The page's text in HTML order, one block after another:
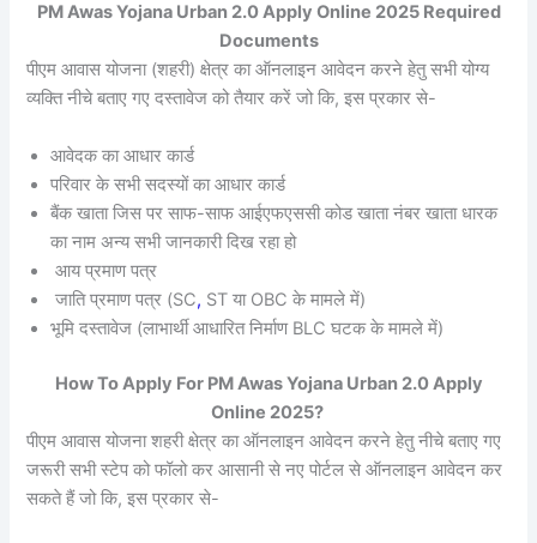
PM Awas Yojana Urban 2.0 Apply Online 2025 Required
Documents
पीएम आवास योजना (शहरी) क्षेत्र का ऑनलाइन आवेदन करने हेतु सभी योग्य
व्यक्ति नीचे बताए गए दस्तावेज को तैयार करें जो कि, इस प्रकार से-
आवेदक का आधार कार्ड
परिवार के सभी सदस्यों का आधार कार्ड
बैंक खाता जिस पर साफ-साफ आईएफएससी कोड खाता नंबर खाता धारक
का नाम अन्य सभी जानकारी दिख रहा हो
आय प्रमाण पत्र
जाति प्रमाण पत्र (SC, ST या OBC के मामले में)
भूमि दस्तावेज (लाभार्थी आधारित निर्माण BLC घटक के मामले में)
How To Apply For PM Awas Yojana Urban 2.0 Apply
Online 2025?
पीएम आवास योजना शहरी क्षेत्र का ऑनलाइन आवेदन करने हेतु नीचे बताए गए
जरूरी सभी स्टेप को फॉलो कर आसानी से नए पोर्टल से ऑनलाइन आवेदन कर
सकते हैं जो कि, इस प्रकार से-